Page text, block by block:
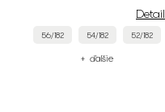
Detail
56/182 54/182 52/182
+ ďalšie